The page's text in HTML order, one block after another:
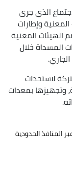
الذي جرى
وإطارات
المعنية
المسداة خلال
لاستحداث
بمعدات
الحدودية